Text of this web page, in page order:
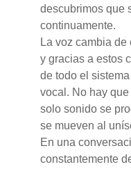
descubrimos que
continuamente.
La voz cambia
y gracias a estos
de todo el
vocal. No hay
solo sonido se
se mueven al
En una
constantemente